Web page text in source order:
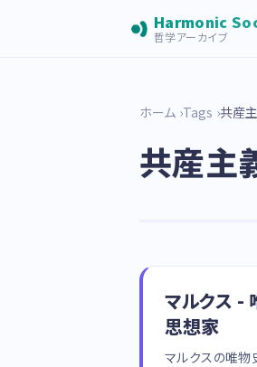
Harmonic
哲学アーカイブ
ホーム Tags 共産
共産主
マルクス -
思想家
マルクスの唯物